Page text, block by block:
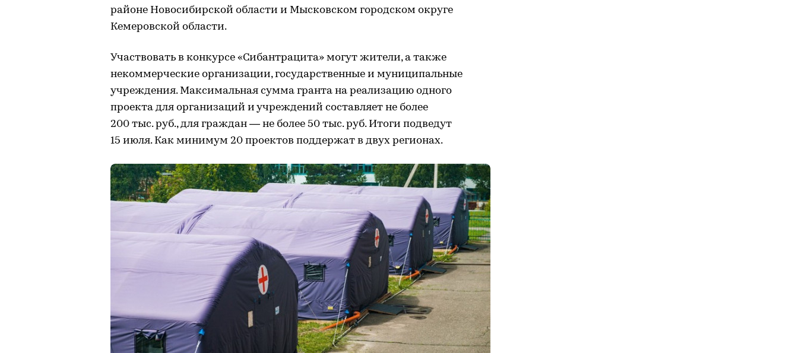
районе Новосибирской области и Мысковском городском округе
Кемеровской области.
Участвовать в конкурсе «Сибантрацита» могут жители, а также
некоммерческие организации, государственные и муниципальные
учреждения. Максимальная сумма гранта на реализацию одного
проекта для организаций и учреждений составляет не более
200 тыс. руб., для граждан — не более 50 тыс. руб. Итоги подведут
15 июля. Как минимум 20 проектов поддержат в двух регионах.